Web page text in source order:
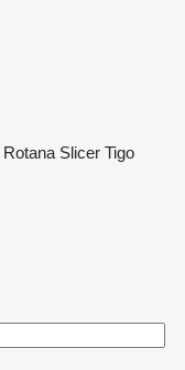
Rotana Slicer Tigo